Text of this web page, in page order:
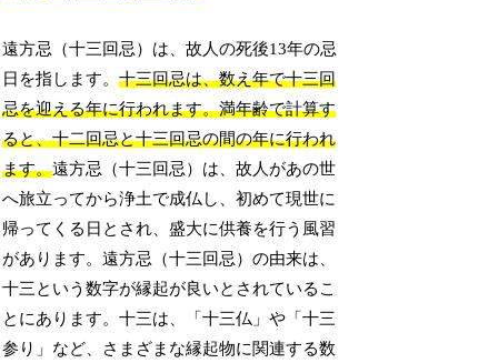
遠方忌（十三回忌）は、故人の死後13年の忌
日を指します。十三回忌は、数え年で十三回
忌を迎える年に行われます。満年齢で計算す
ると、十二回忌と十三回忌の間の年に行われ
ます。遠方忌（十三回忌）は、故人があの世
へ旅立ってから浄土で成仏し、初めて現世に
帰ってくる日とされ、盛大に供養を行う風習
があります。遠方忌（十三回忌）の由来は、
十三という数字が縁起が良いとされているこ
とにあります。十三は、「十三仏」や「十三
参り」など、さまざまな縁起物に関連する数